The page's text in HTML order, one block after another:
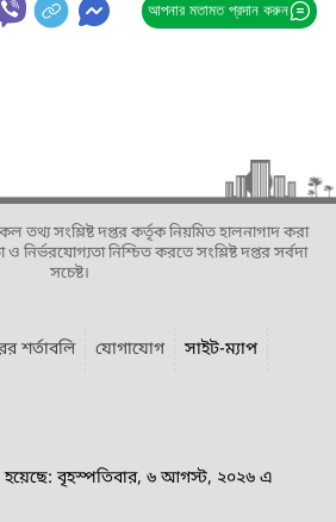
আপনার মতামত প্রদান করুন
তথ্য সংশ্লিষ্ট দপ্তর কর্তৃক নিয়মিত হালনাগাদ করা
ও নির্ভরযোগ্যতা নিশ্চিত করতে সংশ্লিষ্ট দপ্তর সর্বদা
সচেষ্ট।
শর্তাবলি যোগাযোগ
সাইট-ম্যাপ
হয়েছে: বৃহস্পতিবার, ৬ আগস্ট, ২০২৬ এ